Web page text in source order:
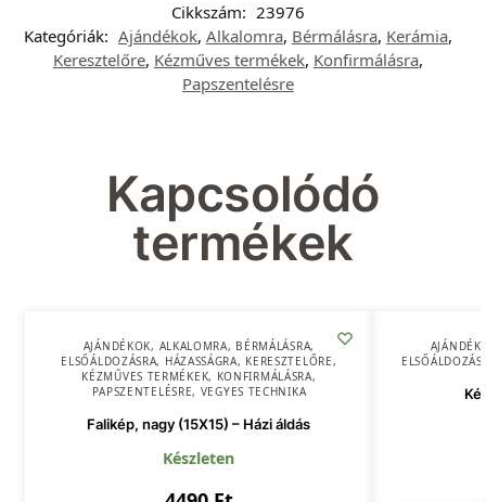
Cikkszám: 23976
Kategóriák: Ajándékok, Alkalomra, Bérmálásra, Kerámia,
Keresztelőre, Kézműves termékek, Konfirmálásra,
Papszentelésre
Kapcsolódó
termékek
AJÁNDÉKOK, ALKALOMRA, BÉRMÁLÁSRA,
ELSŐÁLDOZÁSRA, HÁZASSÁGRA, KERESZTELŐRE,
KÉZMŰVES TERMÉKEK, KONFIRMÁLÁSRA,
PAPSZENTELÉSRE, VEGYES TECHNIKA
Falikép, nagy (15X15) – Házi áldás
Készleten